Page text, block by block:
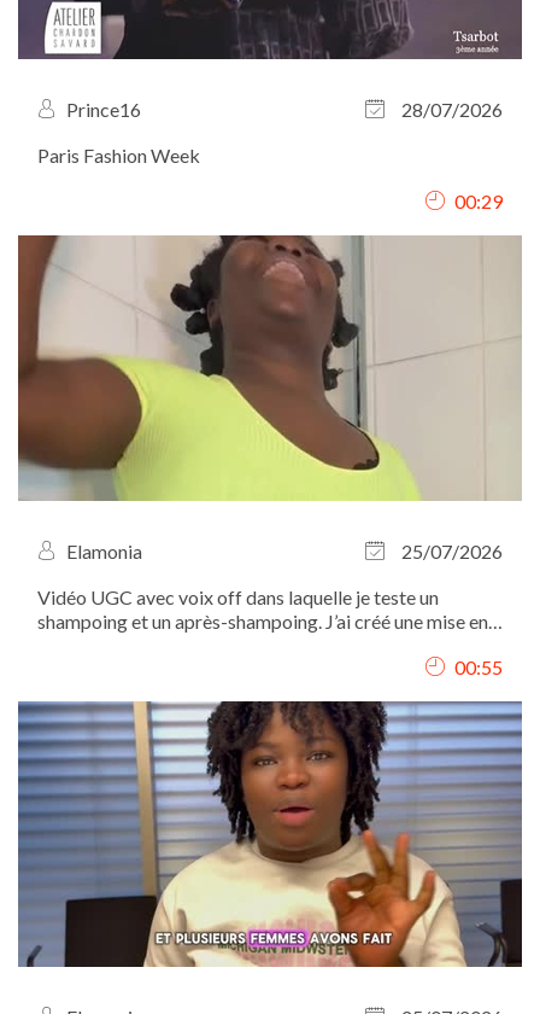
Prince16
28/07/2026
Paris Fashion Week
00:29
Elamonia
25/07/2026
Vidéo UGC avec voix off dans laquelle je teste un
shampoing et un après-shampoing. J’ai créé une mise en
étapes et mis en valeur les produits à travers des plans00:55